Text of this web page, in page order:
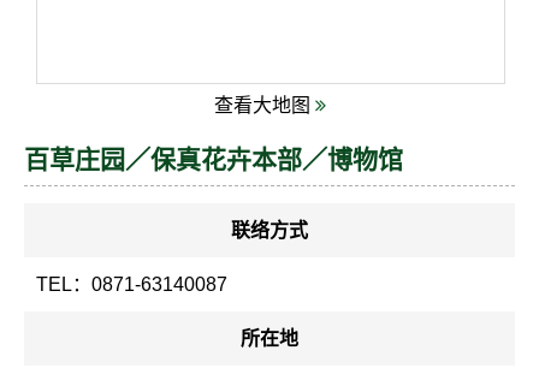
查看大地图
百草庄园／保真花卉本部／博物馆
联络方式
TEL：0871-63140087
所在地